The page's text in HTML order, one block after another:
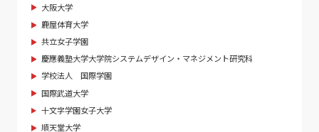
大阪大学
鹿屋体育大学
共立女子学園
慶應義塾大学大学院システムデザイン・マネジメント研究科
学校法人 国際学園
国際武道大学
十文字学園女子大学
順天堂大学